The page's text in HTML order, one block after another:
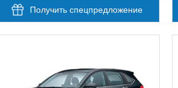
Получить спецпредложение